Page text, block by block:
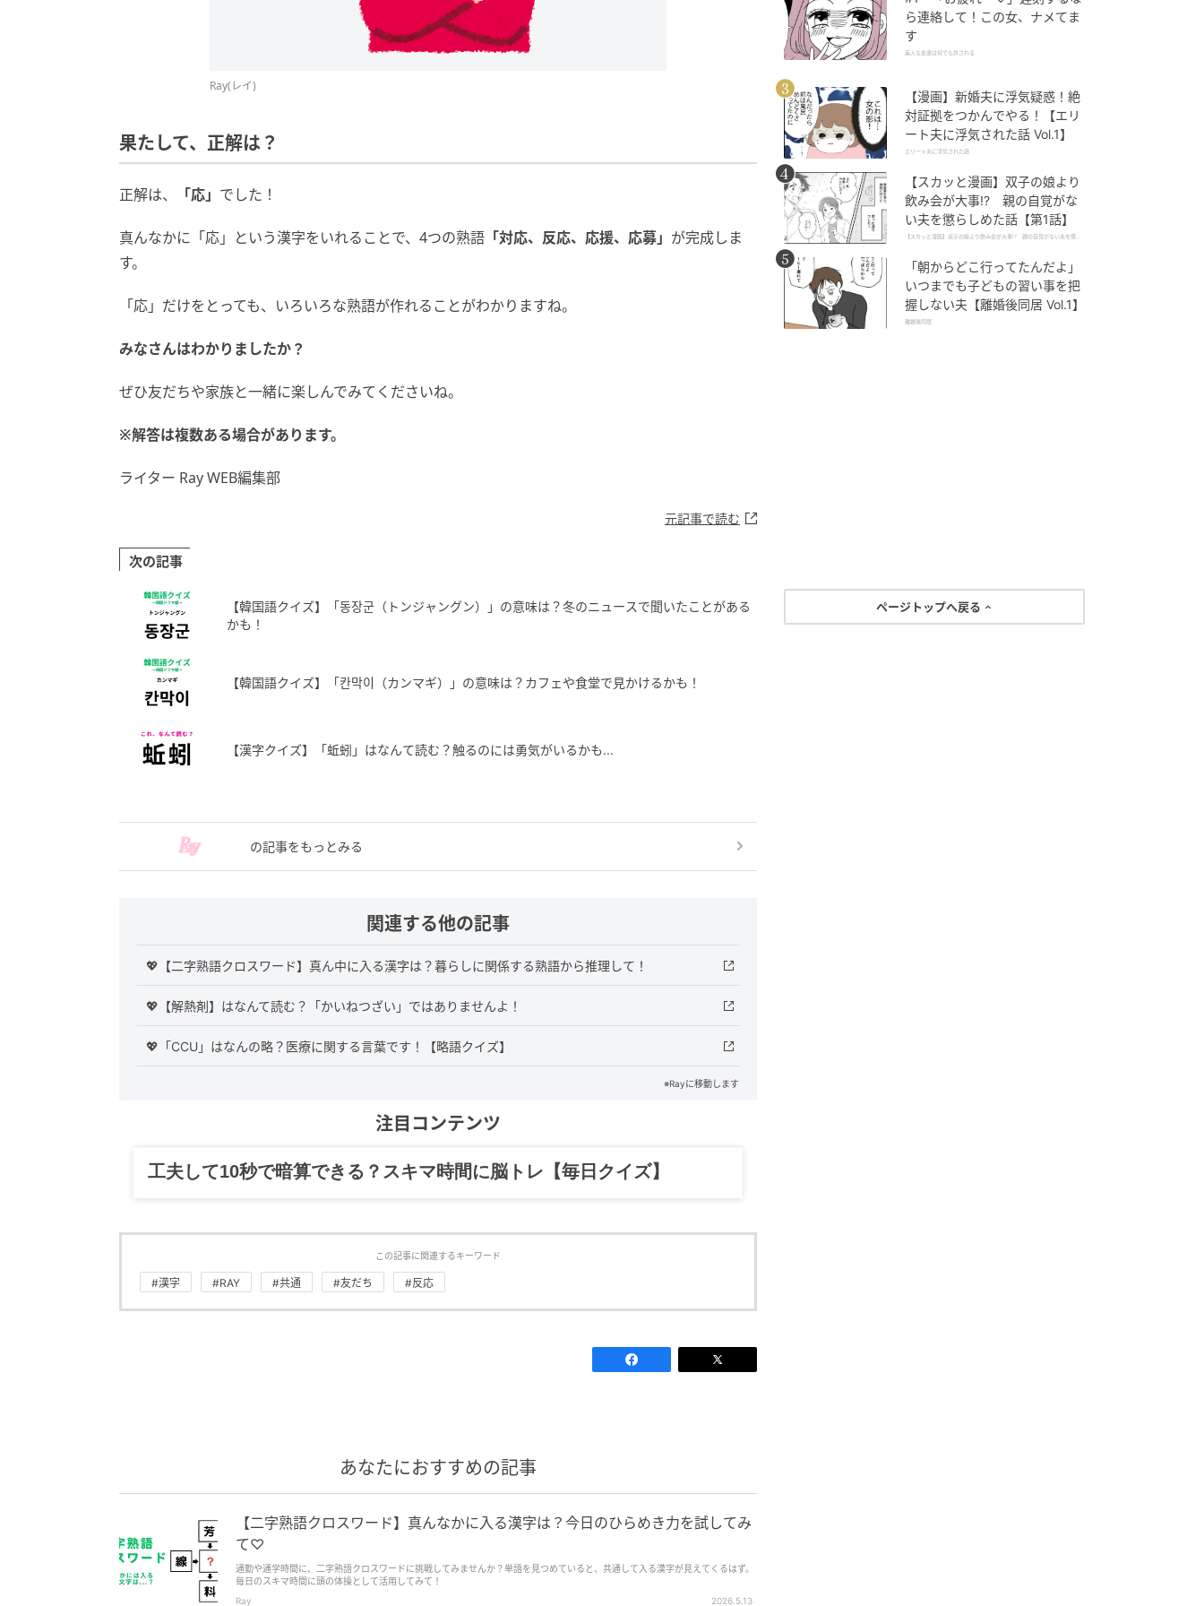
Ray(レイ)
果たして、正解は？
正解は、 「応」 でした！
真んなかに「応」という漢字をいれることで、4つの熟語 「対応、反応、応援、応募」 が完成しま
す。
「応」だけをとっても、いろいろな熟語が作れることがわかりますね。
みなさんはわかりましたか？
ぜひ友だちや家族と一緒に楽しんでみてくださいね。
※解答は複数ある場合があります。
ライター Ray WEB編集部
元記事で読む
次の記事
【韓国語クイズ】「동장군（トンジャングン）」の意味は？冬のニュースで聞いたことがある
かも！
【韓国語クイズ】「칸막이（カンマギ）」の意味は？カフェや食堂で見かけるかも！
【漢字クイズ】「蚯蚓」はなんて読む？触るのには勇気がいるかも...
の記事をもっとみる
関連する他の記事
💖【二字熟語クロスワード】真ん中に入る漢字は？暮らしに関係する熟語から推理して！
💖【解熱剤】はなんて読む？「かいねつざい」ではありませんよ！
💖「CCU」はなんの略？医療に関する言葉です！【略語クイズ】
※Rayに移動します
注目コンテンツ
工夫して10秒で暗算できる？スキマ時間に脳トレ【毎日クイズ】
この記事に関連するキーワード
#漢字 #RAY #共通 #友だち #反応
あなたにおすすめの記事
【二字熟語クロスワード】真んなかに入る漢字は？今日のひらめき力を試してみ
て♡
通勤や通学時間に、二字熟語クロスワードに挑戦してみませんか？単語を見つめていると、共通して入る漢字が見えてくるはず。
毎日のスキマ時間に頭の体操として活用してみて！
Ray
2026.5.13
ら連絡して！この女、ナメてま
す
美人な友達は何でも許される
【漫画】新婚夫に浮気疑惑！絶
対証拠をつかんでやる！【エリ
ート夫に浮気された話 Vol.1】
エリート夫に浮気された話
【スカッと漫画】双子の娘より
飲み会が大事!? 親の自覚がな
い夫を懲らしめた話【第1話】
【スカッと漫画】双子の娘より飲み会が大事!? 親の自覚がない夫を懲ら
「朝からどこ行ってたんだよ」
いつまでも子どもの習い事を把
握しない夫【離婚後同居 Vol.1】
離婚後同居
ページトップへ戻る